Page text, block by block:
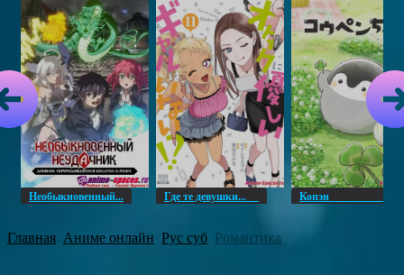
Необыкновенный... Где те девушки... Копэн
Главная Аниме онлайн Рус суб Романтика